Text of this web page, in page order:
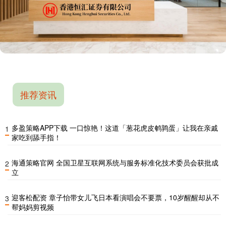
推荐资讯
1 多盈策略APP下载 一口惊艳！这道「葱花虎皮鹌鹑蛋」让我在亲戚
家吃到舔手指！
2 海通策略官网 全国卫星互联网系统与服务标准化技术委员会获批成
立
3 迎客松配资 章子怡带女儿飞日本看演唱会不要票，10岁醒醒却从不
帮妈妈剪视频